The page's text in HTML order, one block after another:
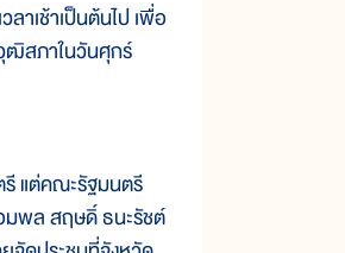
เช้าเป็นต้นไป เพื่อ
ฒิสภาในวันศุกร์
แต่คณะรัฐมนตรี
มพล สฤษดิ์ ธนะรัชต์